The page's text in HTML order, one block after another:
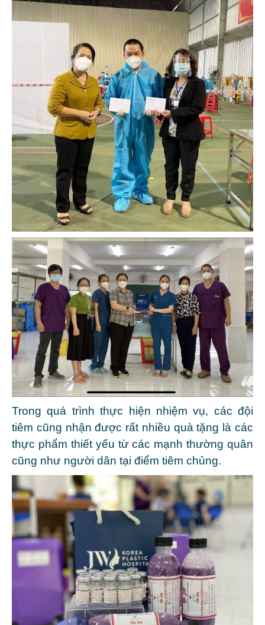
Trong quá trình thực hiện nhiệm vụ, các đội
tiêm cũng nhận được rất nhiều quà tặng là các
thực phẩm thiết yếu từ các mạnh thường quân
cũng như người dân tại điểm tiêm chủng.